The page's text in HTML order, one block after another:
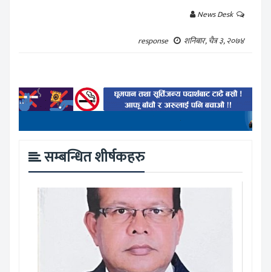
News Desk
response
शनिबार, चैत्र ३, २०७४
सम्बन्धित शीर्षकहरु